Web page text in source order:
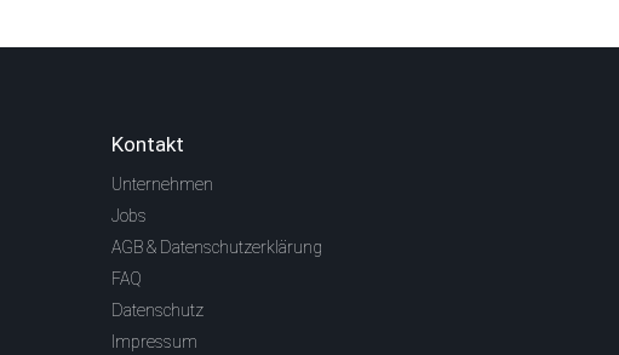
Kontakt
Unternehmen
Jobs
AGB & Datenschutzerklärung
FAQ
Datenschutz
Impressum